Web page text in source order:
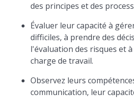
des principes et des
Évaluer leur capacité à
difficiles, à prendre des
l'évaluation des risques et
charge de travail.
Observez leurs
communication, leur